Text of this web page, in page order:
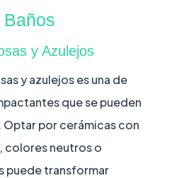
Baños
y Azulejos
y azulejos es una de
que se pueden
Optar por cerámicas con
colores neutros o
puede transformar